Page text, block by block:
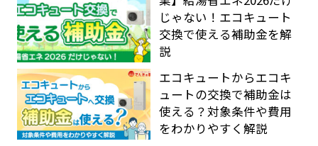
じゃない！エコキュート
交換で使える補助金を解
説
エコキュートからエコキ
ュートの交換で補助金は
使える？対象条件や費用
をわかりやすく解説